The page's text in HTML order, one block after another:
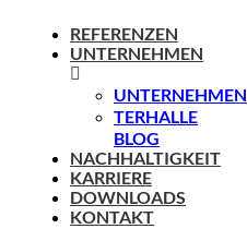
REFERENZEN
UNTERNEHMEN
UNTERNEHMEN
TERHALLE
BLOG
NACHHALTIGKEIT
KARRIERE
DOWNLOADS
KONTAKT